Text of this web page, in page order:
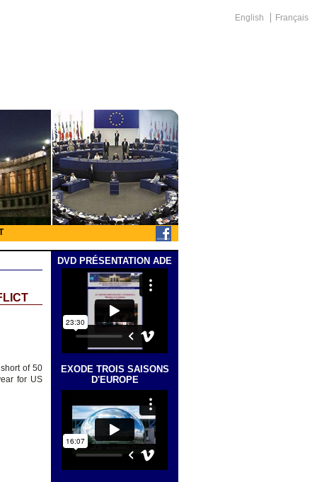
English Français
of 50
for US
DVD PRÉSENTATION ADE
EXODE TROIS SAISONS
D'EUROPE